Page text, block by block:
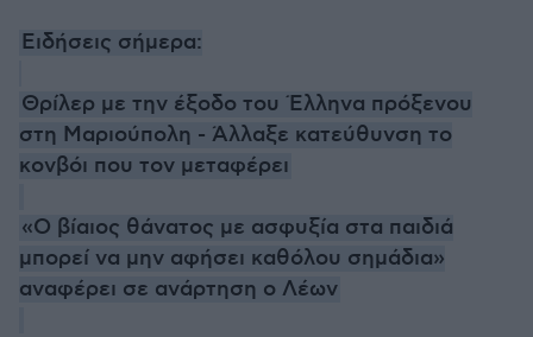
Ειδήσεις σήμερα:
Θρίλερ με την έξοδο του Έλληνα πρόξενου
στη Μαριούπολη - Άλλαξε κατεύθυνση το
κονβόι που τον μεταφέρει
«Ο βίαιος θάνατος με ασφυξία στα παιδιά
μπορεί να μην αφήσει καθόλου σημάδια»
αναφέρει σε ανάρτηση ο Λέων